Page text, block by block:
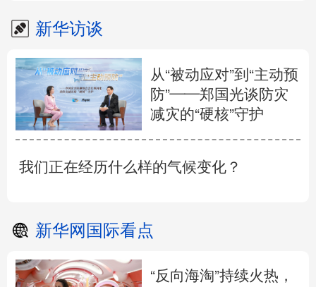
新华访谈
从“被动应对”到“主动预
防”——郑国光谈防灾
减灾的“硬核”守护
我们正在经历什么样的气候变化？
新华网国际看点
“反向海淘”持续火热，